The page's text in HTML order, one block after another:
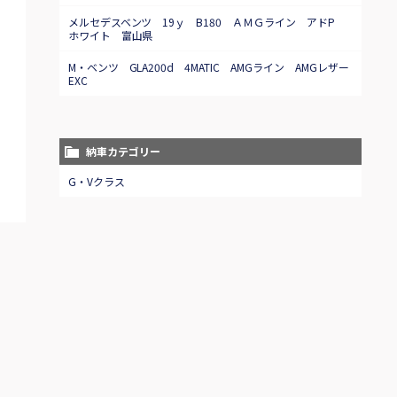
メルセデスベンツ 19ｙ B180 ＡＭＧライン アドP
ホワイト 富山県
M・ベンツ GLA200d 4MATIC AMGライン AMGレザー
EXC
納車カテゴリー
G・Vクラス